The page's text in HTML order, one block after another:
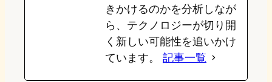
きかけるのかを分析しなが
ら、テクノロジーが切り開
く新しい可能性を追いかけ
ています。 記事一覧